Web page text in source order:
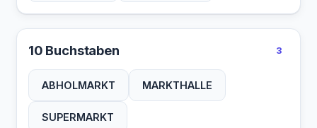
10 Buchstaben 3
ABHOLMARKT MARKTHALLE
SUPERMARKT